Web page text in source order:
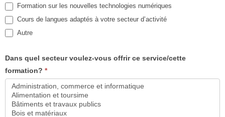
Formation sur les nouvelles technologies numériques
Cours de langues adaptés à votre secteur d’activité
Autre
Dans quel secteur voulez-vous offrir ce service/cette
formation? *